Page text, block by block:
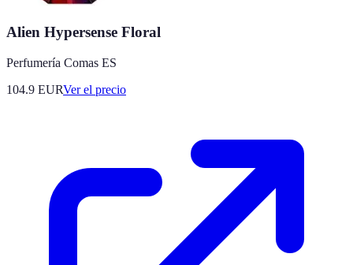
Alien Hypersense Floral
Perfumería Comas ES
104.9 EURVer el precio